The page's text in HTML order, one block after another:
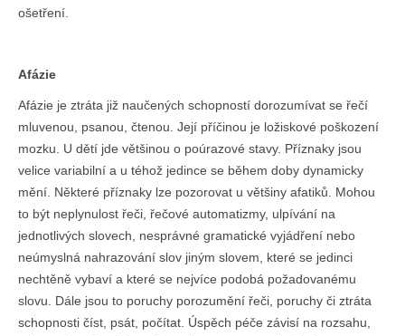
ošetření.
Afázie
Afázie je ztráta již naučených schopností dorozumívat se řečí
mluvenou, psanou, čtenou. Její příčinou je ložiskové poškození
mozku. U dětí jde většinou o poúrazové stavy. Příznaky jsou
velice variabilní a u téhož jedince se během doby dynamicky
mění. Některé příznaky lze pozorovat u většiny afatiků. Mohou
to být neplynulost řeči, řečové automatizmy, ulpívání na
jednotlivých slovech, nesprávné gramatické vyjádření nebo
neúmyslná nahrazování slov jiným slovem, které se jedinci
nechtěně vybaví a které se nejvíce podobá požadovanému
slovu. Dále jsou to poruchy porozumění řeči, poruchy či ztráta
schopnosti číst, psát, počítat. Úspěch péče závisí na rozsahu,